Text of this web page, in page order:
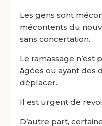
Les gens sont
mécontents du
sans concertation.
Le ramassage n’est
âgées ou ayant des
déplacer.
Il est urgent de
D’autre part,